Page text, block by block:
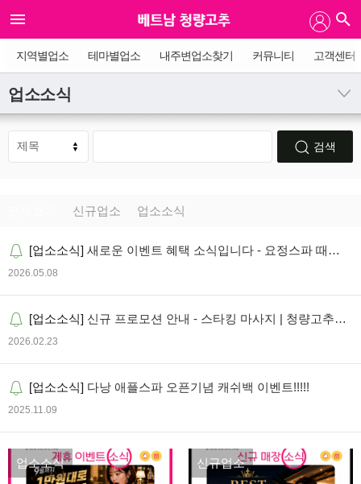
지역별업소 테마별업소 내주변업소찾기 커뮤니티 고객센터
업소소식
검색
신규업소 업소소식
[업소소식] 새로운 이벤트 혜택 소식입니다 - 요정스파 때밀
2026.05.08
[업소소식] 신규 프로모션 안내 - 스타킹 마사지 | 청량고추
2026.02.23
[업소소식] 다낭 애플스파 오픈기념 캐쉬백 이벤트!!!!!
2025.11.09
업소소식 신규업소